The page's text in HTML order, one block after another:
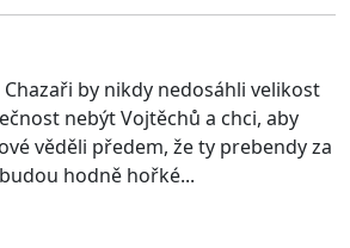
by nikdy nedosáhli velikost
nebýt Vojtěchů a chci, aby
věděli předem, že ty prebendy za
hodně hořké...